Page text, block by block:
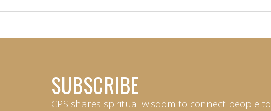
SUBSCRIBE
CPS shares spiritual wisdom to connect people to